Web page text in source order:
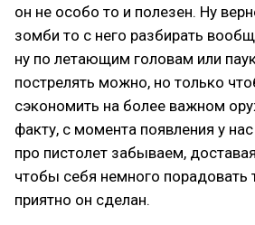
он не особо то и полезен. Ну
зомби то с него разбирать
ну по летающим головам или
пострелять можно, но только
сэкономить на более важном
факту, с момента появления у
про пистолет забываем,
чтобы себя немного порадовать
приятно он сделан.